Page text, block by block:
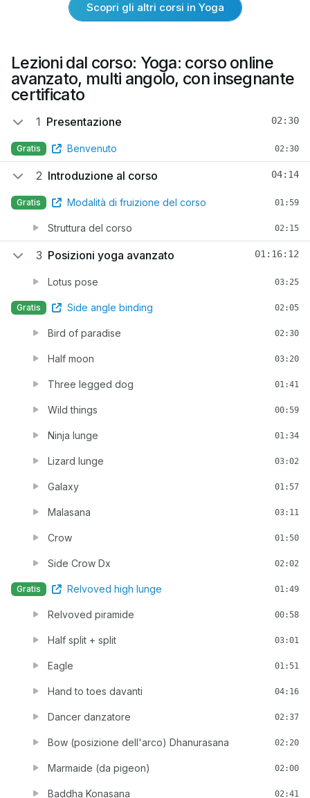
Scopri gli altri corsi in Yoga
Lezioni dal corso: Yoga: corso online
avanzato, multi angolo, con insegnante
certificato
1 Presentazione 02:30
Gratis Benvenuto 02:30
2 Introduzione al corso 04:14
Gratis Modalità di fruizione del corso 01:59
Struttura del corso 02:15
3 Posizioni yoga avanzato 01:16:12
Lotus pose 03:25
Gratis Side angle binding 02:05
Bird of paradise 02:30
Half moon 03:20
Three legged dog 01:41
Wild things 00:59
Ninja lunge 01:34
Lizard lunge 03:02
Galaxy 01:57
Malasana 03:11
Crow 01:50
Side Crow Dx 02:02
Gratis Relvoved high lunge 01:49
Relvoved piramide 00:58
Half split + split 03:01
Eagle 01:51
Hand to toes davanti 04:16
Dancer danzatore 02:37
Bow (posizione dell'arco) Dhanurasana 02:20
Marmaide (da pigeon) 02:00
Baddha Konasana 02:41